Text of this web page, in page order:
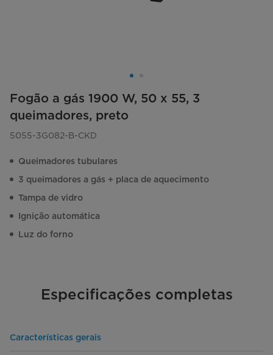
Fogão a gás 1900 W, 50 x 55, 3
queimadores, preto
5055-3G082-B-CKD
Queimadores tubulares
3 queimadores a gás + placa de aquecimento
Tampa de vidro
Ignição automática
Luz do forno
Especificações completas
Características gerais